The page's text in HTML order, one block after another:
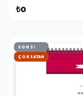
₺0
SON 3!
HIZLI KARGO